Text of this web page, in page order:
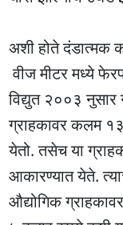
अशी होते दंडात्मक
वीज मीटर मध्ये
विद्युत २००३ नुसार
ग्राहकावर कलम
येतो. तसेच या
आकारण्यात येते.
औद्योगिक